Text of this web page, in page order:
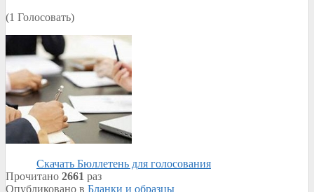
(1 Голосовать)
Скачать Бюллетень для голосования
Прочитано 2661 раз
Опубликовано в Бланки и образцы